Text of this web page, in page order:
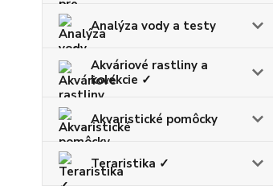
Analýza vody a testy
Akváriové rastliny a
kolekcie ✓
Akvaristické pomôcky
Teraristika ✓